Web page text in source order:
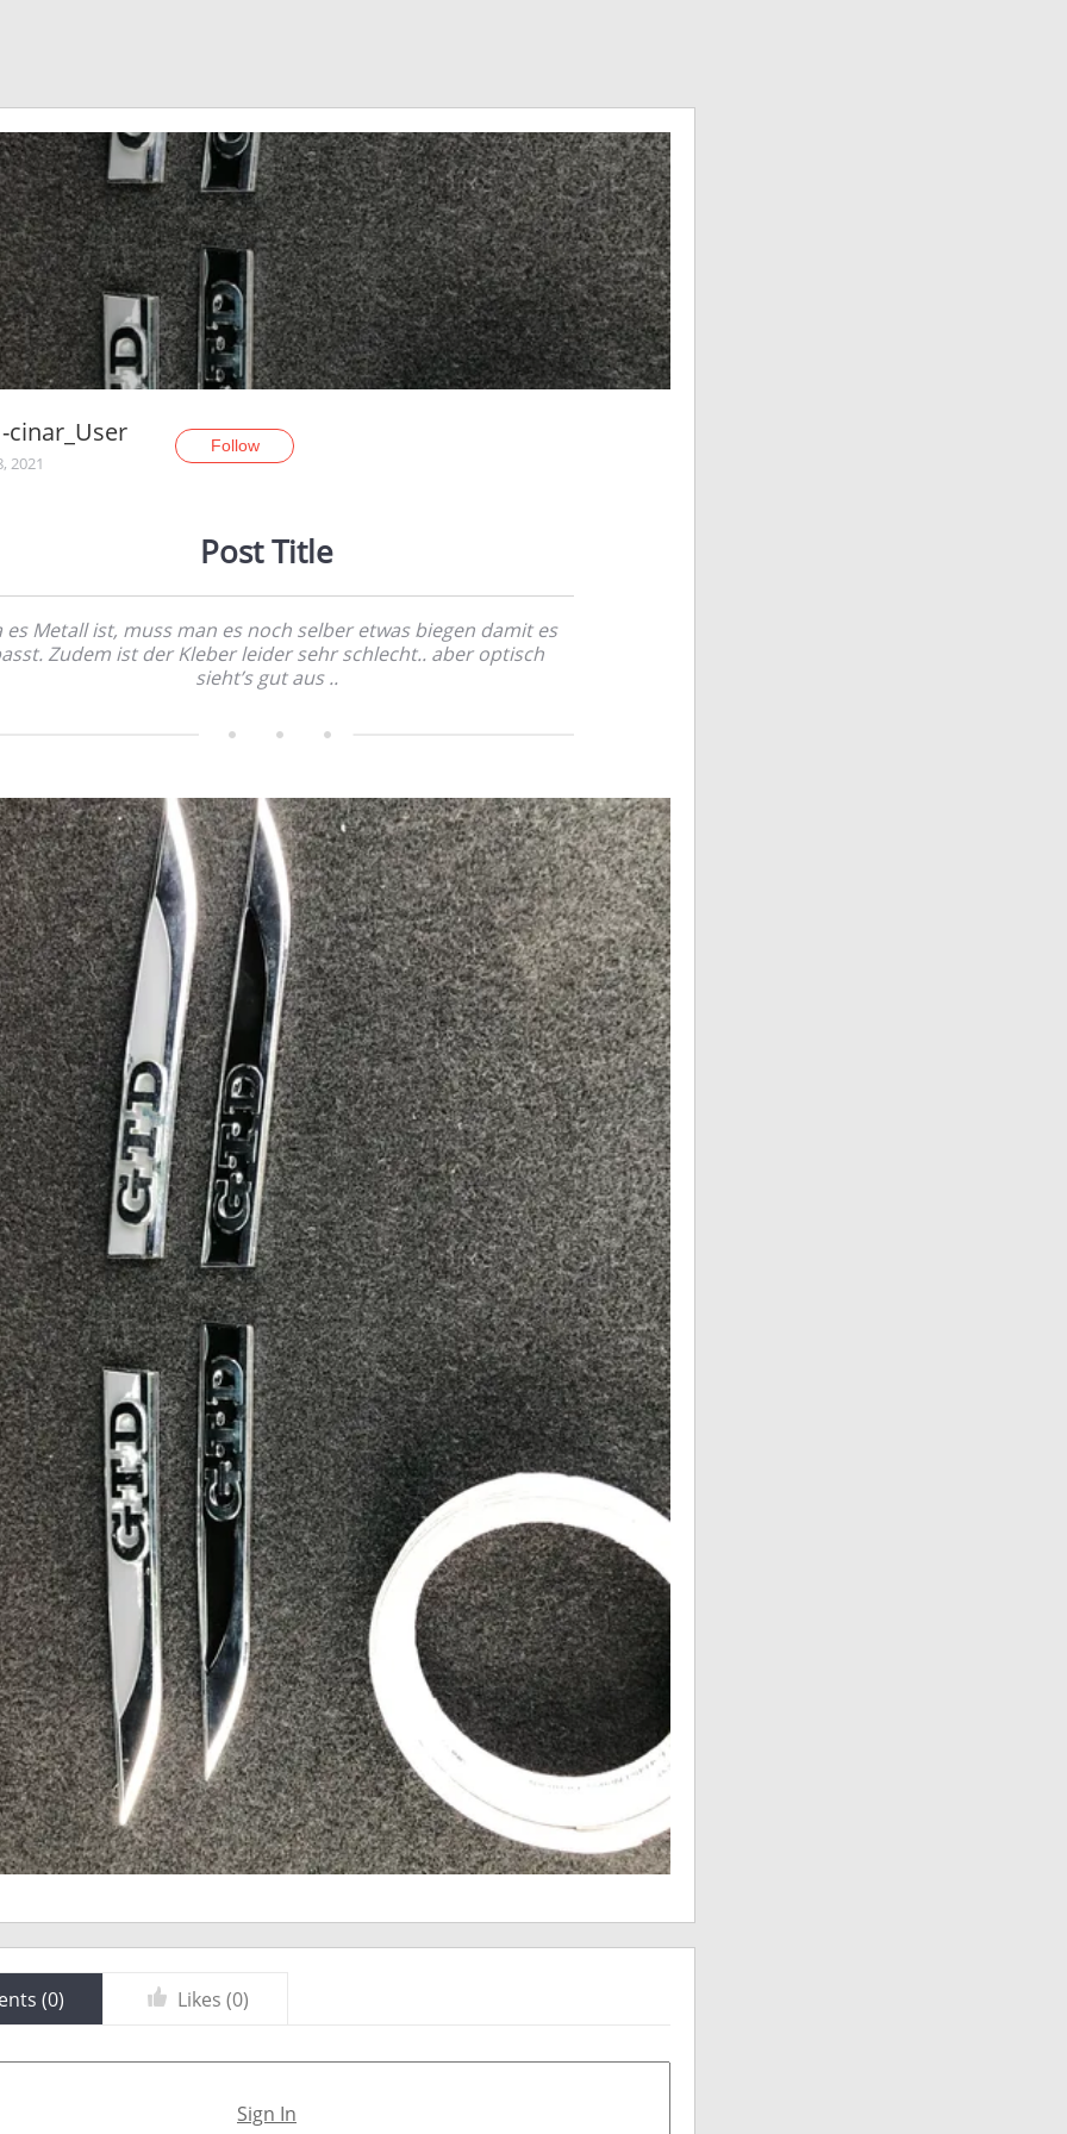
cinar_User
2021
Follow
Post Title
es Metall ist, muss man es noch selber etwas biegen damit es
Zudem ist der Kleber leider sehr schlecht.. aber optisch
sieht’s gut aus ..
(0) Likes (0)
Sign In